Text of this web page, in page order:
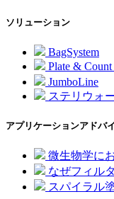
ソリューション
BagSystem
Plate &
JumboLine
ステリウォ
アプリケーションアドバ
微生物学に
なぜフィル
スパイラル